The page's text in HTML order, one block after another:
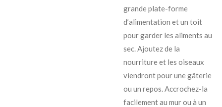
grande plate-forme
d’alimentation et un toit
pour garder les aliments au
sec. Ajoutez de la
nourriture et les oiseaux
viendront pour une gâterie
ou un repos. Accrochez-la
facilement au mur ou à un